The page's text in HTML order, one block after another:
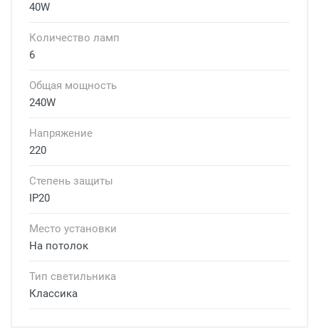
40W
Количество ламп
6
Общая мощность
240W
Напряжение
220
Степень защиты
IP20
Место установки
На потолок
Тип светильника
Классика